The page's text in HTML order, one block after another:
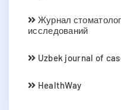
Журнал
исследований
Uzbek journal of
HealthWay